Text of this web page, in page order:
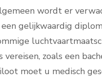
wordt er
gelijkwaardig
zoals een
moet u medisch